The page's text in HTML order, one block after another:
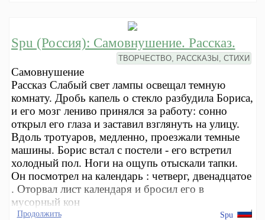
Spu (Россия): Самовнушение. Рассказ.
ТВОРЧЕСТВО, РАССКАЗЫ, СТИХИ
Самовнушение
Рассказ Слабый свет лампы освещал темную
комнату. Дробь капель о стекло разбудила Бориса,
и его мозг лениво принялся за работу: сонно
открыл его глаза и заставил взглянуть на улицу.
Вдоль тротуаров, медленно, проезжали темные
машины. Борис встал с постели - его встретил
холодный пол. Ноги на ощупь отыскали тапки.
Он посмотрел на календарь : четверг, двенадцатое
. Оторвал лист календаря и бросил его в
мусорный кон
Продолжить Spu